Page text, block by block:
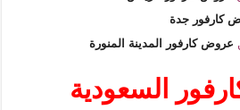
كارفور جدة
عروض كارفور المدينة المنورة
السعودية